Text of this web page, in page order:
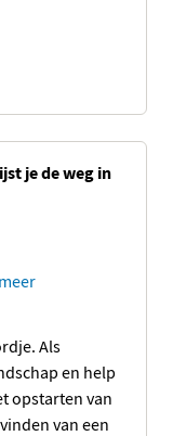
je de weg in
Als
en help
opstarten van
van een